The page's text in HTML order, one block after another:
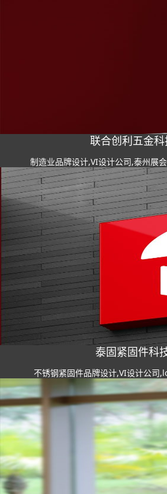
联合创利五金科
制造业品牌设计,VI设计公司,泰州展
泰固紧固件科
不锈钢紧固件品牌设计,VI设计公司